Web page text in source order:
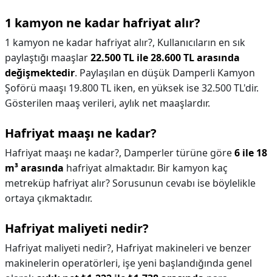
1 kamyon ne kadar hafriyat alır?
1 kamyon ne kadar hafriyat alır?, Kullanıcıların en sık
paylaştığı maaşlar22.500 TL ile 28.600 TL arasında
değişmektedir. Paylaşılan en düşük Damperli Kamyon
Şoförü maaşı 19.800 TL iken, en yüksek ise 32.500 TL'dir.
Gösterilen maaş verileri, aylık net maaşlardır.
Hafriyat maaşı ne kadar?
Hafriyat maaşı ne kadar?, Damperler türüne göre6 ile 18
m³ arasında hafriyat almaktadır. Bir kamyon kaç
metreküp hafriyat alır? Sorusunun cevabı ise böylelikle
ortaya çıkmaktadır.
Hafriyat maliyeti nedir?
Hafriyat maliyeti nedir?, Hafriyat makineleri ve benzer
makinelerin operatörleri, işe yeni başlandığında genel